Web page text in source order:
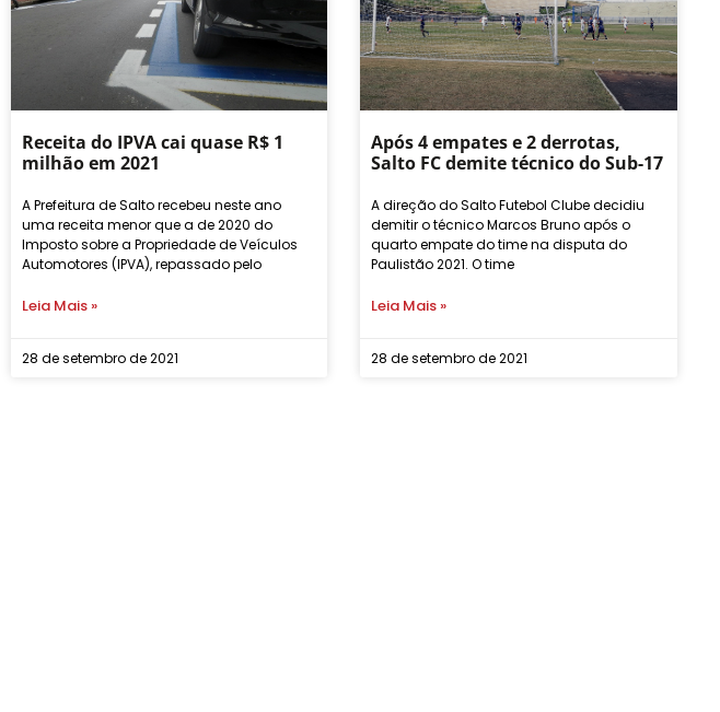
Receita do IPVA cai quase R$ 1
milhão em 2021
A Prefeitura de Salto recebeu neste ano
uma receita menor que a de 2020 do
Imposto sobre a Propriedade de Veículos
Automotores (IPVA), repassado pelo
Leia Mais »
28 de setembro de 2021
Após 4 empates e 2 derrotas,
Salto FC demite técnico do Sub-17
A direção do Salto Futebol Clube decidiu
demitir o técnico Marcos Bruno após o
quarto empate do time na disputa do
Paulistão 2021. O time
Leia Mais »
28 de setembro de 2021